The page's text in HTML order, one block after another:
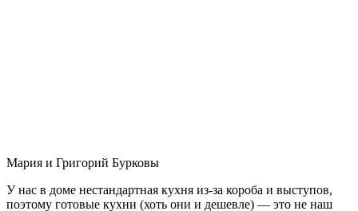
Мария и Григорий Бурковы
У нас в доме нестандартная кухня из-за короба и выступов,
поэтому готовые кухни (хоть они и дешевле) — это не наш